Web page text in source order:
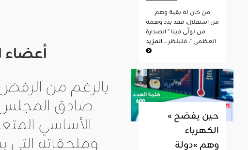
أعضاء
بالرغم من
صادق المجلس
الأساسي
وملحقاته التي
من استقلال، فقد بدد وهمه
من تولّى فينا " الصدارة
العظمى "، فلينظر ...المزيد
« حين يفضح
الكهرباء
وهم »دولة